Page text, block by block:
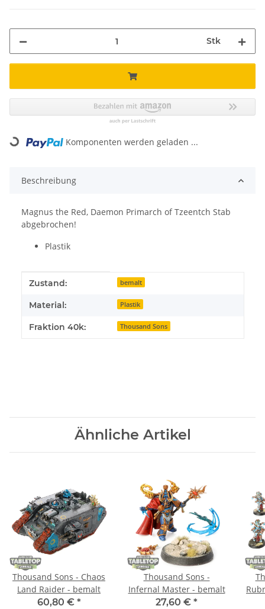
Stk
Loading... Komponenten werden geladen ...
Beschreibung
Magnus the Red, Daemon Primarch of Tzeentch Stab
abgebrochen!
Plastik
Produkteigenschaft
Wert
Zustand: bemalt
Material: Plastik
Fraktion 40k: Thousand Sons
Ähnliche Artikel
Thousand Sons - Chaos
Land Raider - bemalt
60,80 € *
Thousand Sons -
Infernal Master - bemalt
27,60 € *